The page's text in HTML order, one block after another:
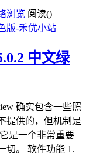
浏览 阅读()
中文绿
确实包含一些照
提供的，但机制是
是一个非常重要
切。 软件功能 1.